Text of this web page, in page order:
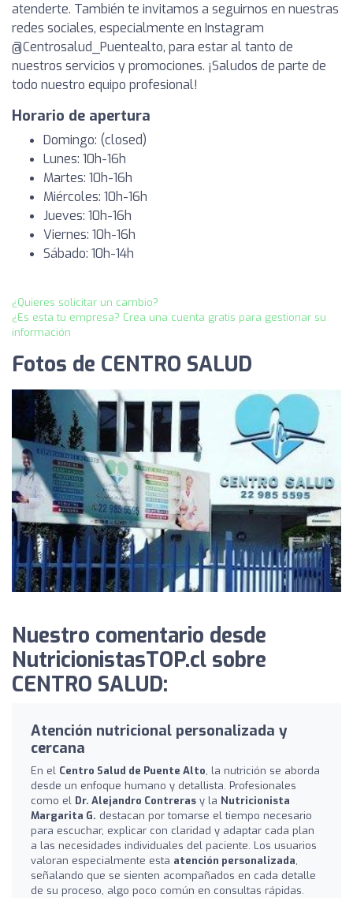
atenderte. También te invitamos a seguirnos en nuestras
redes sociales, especialmente en Instagram
@Centrosalud_Puentealto, para estar al tanto de
nuestros servicios y promociones. ¡Saludos de parte de
todo nuestro equipo profesional!
Horario de apertura
Domingo: (closed)
Lunes: 10h-16h
Martes: 10h-16h
Miércoles: 10h-16h
Jueves: 10h-16h
Viernes: 10h-16h
Sábado: 10h-14h
¿Quieres solicitar un cambio?
¿Es esta tu empresa? Crea una cuenta gratis para gestionar su
información
Fotos de CENTRO SALUD
Nuestro comentario desde
NutricionistasTOP.cl sobre
CENTRO SALUD:
Atención nutricional personalizada y
cercana
En el Centro Salud de Puente Alto, la nutrición se aborda
desde un enfoque humano y detallista. Profesionales
como el Dr. Alejandro Contreras y la Nutricionista
Margarita G. destacan por tomarse el tiempo necesario
para escuchar, explicar con claridad y adaptar cada plan
a las necesidades individuales del paciente. Los usuarios
valoran especialmente esta atención personalizada,
señalando que se sienten acompañados en cada detalle
de su proceso, algo poco común en consultas rápidas.